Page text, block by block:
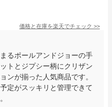
価格と在庫を楽天でチェック >>
るポールアンドジョーの手
トとジプシー柄にクリザン
ンが揃った人気商品です。
定がスッキリと管理できて